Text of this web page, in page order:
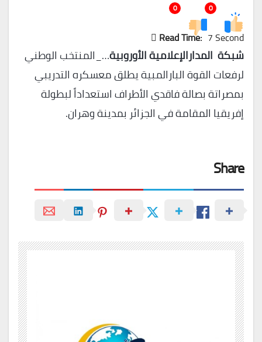
0
0
Read Time: 7 Second
شبكة المدارالإعلامية الأوروبية…_المنتخب الوطني
لرفعات القوة البارالمبية يطلق معسكره التدريبي
بمصراتة بصالة فاقدي الأطراف استعداداً لبطولة
إفريقيا المقامة في الجزائر بمدينة وهران.
Share